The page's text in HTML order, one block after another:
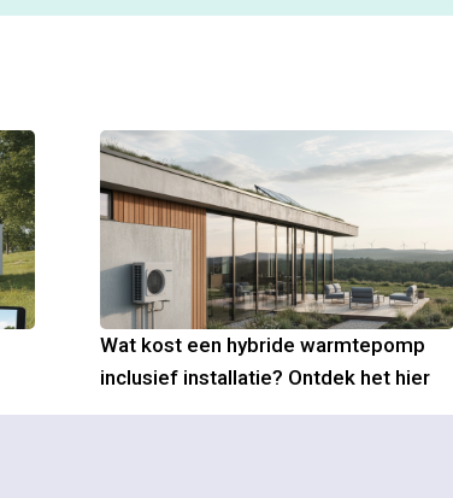
Wat kost een hybride warmtepomp
inclusief installatie? Ontdek het hier